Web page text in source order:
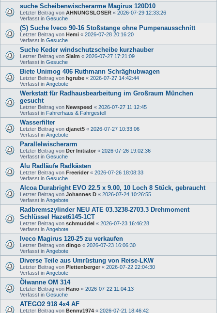
suche Scheibenwischerarme Magirus 120D10
Letzter Beitrag von AHNUNGSLOSER « 2026-07-29 12:33:26
Verfasst in Gesuche
(S) Suche Iveco 90-16 Stoßstange ohne Pumpenausschnitt
Letzter Beitrag von Hemi « 2026-07-28 20:16:20
Verfasst in Gesuche
Suche Keder windschutzscheibe kurzhauber
Letzter Beitrag von Sialm « 2026-07-27 17:21:09
Verfasst in Gesuche
Biete Unimog 406 Ruthmann Schräghubwagen
Letzter Beitrag von hgrube « 2026-07-27 14:42:44
Verfasst in Angebote
Werkstatt für Radhausbearbeitung im Großraum München
gesucht
Letzter Beitrag von Newspeed « 2026-07-27 11:12:45
Verfasst in Fahrerhaus & Fahrgestell
Wasserfilter
Letzter Beitrag von djanet5 « 2026-07-27 10:33:06
Verfasst in Angebote
Parallelwischerarm
Letzter Beitrag von Der Initiator « 2026-07-26 19:02:36
Verfasst in Gesuche
Alu Radläufe Radkästen
Letzter Beitrag von Freerider « 2026-07-26 18:08:33
Verfasst in Gesuche
Alcoa Durabright EVO 22.5 x 9.00, 10 Loch 8 Stück, gebraucht
Letzter Beitrag von Johannes D « 2026-07-24 10:26:55
Verfasst in Angebote
Radbremszylinder NEU ATE 03.3238-2703.3 Drehmoment
Schlüssel Hazet6145-1CT
Letzter Beitrag von schmuddel « 2026-07-23 16:46:28
Verfasst in Angebote
Iveco Magirus 120-25 zu verkaufen
Letzter Beitrag von dingo « 2026-07-23 16:06:30
Verfasst in Angebote
Diverse Teile aus Umrüstung von Reise-LKW
Letzter Beitrag von Plettenberger « 2026-07-22 22:04:30
Verfasst in Angebote
Ölwanne OM 314
Letzter Beitrag von Hano « 2026-07-22 11:04:13
Verfasst in Gesuche
ATEGO2 918 4x4 AF
Letzter Beitrag von Benny1974 « 2026-07-21 18:46:42